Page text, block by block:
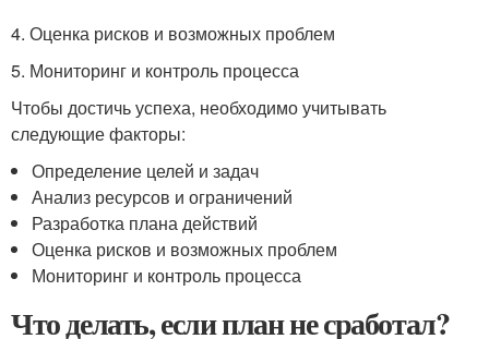
4. Оценка рисков и возможных проблем
5. Мониторинг и контроль процесса
Чтобы достичь успеха, необходимо учитывать
следующие факторы:
Определение целей и задач
Анализ ресурсов и ограничений
Разработка плана действий
Оценка рисков и возможных проблем
Мониторинг и контроль процесса
Что делать, если план не сработал?